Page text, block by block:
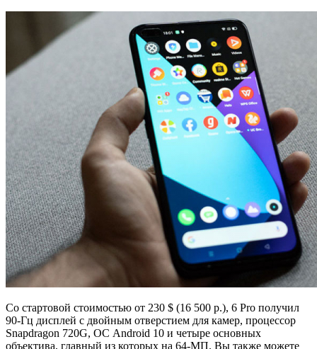
Со стартовой стоимостью от 230 $ (16 500 р.), 6 Pro получил
90-Гц дисплей с двойным отверстием для камер, процессор
Snapdragon 720G, ОС Android 10 и четыре основных
объектива, главный из которых на 64-МП. Вы также можете